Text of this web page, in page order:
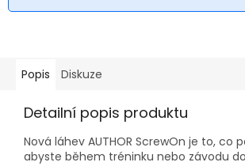
Popis Diskuze
Detailní popis produktu
Nová láhev AUTHOR ScrewOn je to, co
abyste během tréninku nebo závodu